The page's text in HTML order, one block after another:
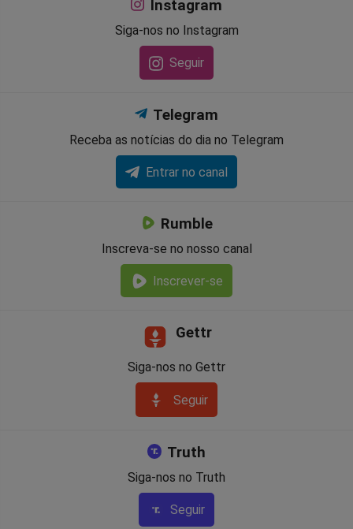
Instagram
Siga-nos no Instagram
Seguir
Telegram
Receba as notícias do dia no Telegram
Entrar no canal
Rumble
Inscreva-se no nosso canal
Inscrever-se
Gettr
Siga-nos no Gettr
Seguir
Truth
Siga-nos no Truth
Seguir